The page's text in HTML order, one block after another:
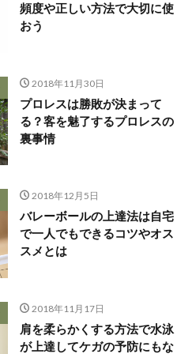
頻度や正しい方法で大切に使
おう
2018年11月30日
プロレスは勝敗が決まって
る？客を魅了するプロレスの
裏事情
2018年12月5日
バレーボールの上達法は自宅
で一人でもできるコツやオス
スメとは
2018年11月17日
肩を柔らかくする方法で水泳
が上達してケガの予防にもな